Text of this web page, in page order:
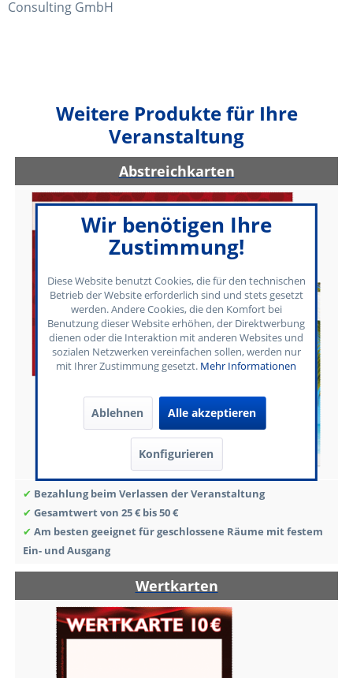
Consulting GmbH
Weitere Produkte für Ihre
Veranstaltung
Abstreichkarten
✔ Bezahlung beim Verlassen der Veranstaltung
✔ Gesamtwert von 25 € bis 50 €
✔ Am besten geeignet für geschlossene Räume mit festem
Ein- und Ausgang
Wertkarten
Wir benötigen Ihre
Zustimmung!
Diese Website benutzt Cookies, die für den technischen
Betrieb der Website erforderlich sind und stets gesetzt
werden. Andere Cookies, die den Komfort bei
Benutzung dieser Website erhöhen, der Direktwerbung
dienen oder die Interaktion mit anderen Websites und
sozialen Netzwerken vereinfachen sollen, werden nur
mit Ihrer Zustimmung gesetzt. Mehr Informationen
Ablehnen Alle akzeptieren
Konfigurieren